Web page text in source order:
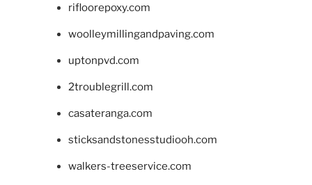
rifloorepoxy.com
woolleymillingandpaving.com
uptonpvd.com
2troublegrill.com
casateranga.com
sticksandstonesstudiooh.com
walkers-treeservice.com